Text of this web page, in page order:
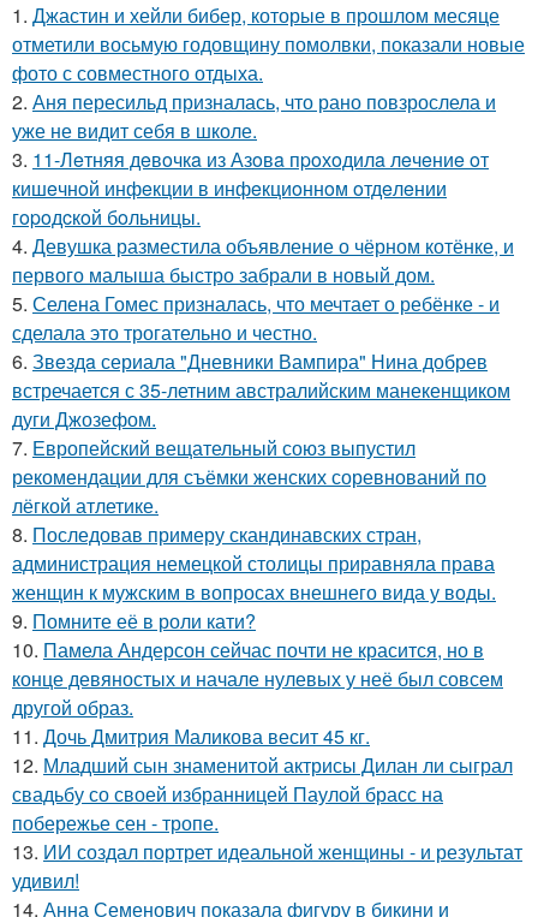
1. Джастин и хейли бибер, которые в прошлом месяце
отметили восьмую годовщину помолвки, показали новые
фото с совместного отдыха.
2. Аня пересильд призналась, что рано повзрослела и
уже не видит себя в школе.
3. 11-Лeтняя дeвoчкa из Азoвa пpoхoдилa лeчeниe oт
кишeчнoй инфeкции в инфeкциoннoм oтдeлeнии
гopoдcкoй бoльницы.
4. Девушка разместила объявление о чёрном котёнке, и
первого малыша быстро забрали в новый дом.
5. Селена Гомес призналась, что мечтает о ребёнке - и
сделала это трогательно и честно.
6. Звeздa сериала "Дневники Вампира" Нина добрев
встречается с 35-летним австралийским манекенщиком
дуги Джозефом.
7. Европейский вещательный союз выпустил
рекомендации для съёмки женских соревнований по
лёгкой атлетике.
8. Последовав примеру скандинавских стран,
администрация немецкой столицы приравняла права
женщин к мужским в вопросах внешнего вида у воды.
9. Помните её в роли кати?
10. Памела Андерсон сейчас почти не красится, но в
конце девяностых и начале нулевых у неё был совсем
другой образ.
11. Дочь Дмитрия Маликова весит 45 кг.
12. Младший сын знаменитой актрисы Дилан ли сыграл
свадьбу со своей избранницей Паулой брасс на
побережье сен - тропе.
13. ИИ создал портрет идеальной женщины - и результат
удивил!
14. Анна Семенович показала фигуру в бикини и